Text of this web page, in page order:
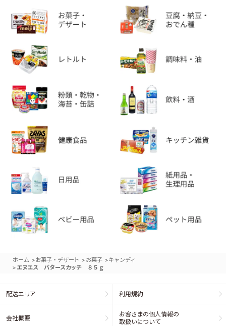
ホーム >お菓子・デザート > お菓子 >キャンディ
> エヌエス バタースカッチ ８５ｇ
配送エリア 利用規約
会社概要
お客さまの個人情報の
取扱いについて